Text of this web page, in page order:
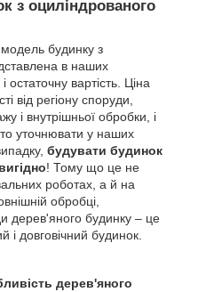
з оциліндрованого
будинку з
в наших
остаточну вартість. Ціна
від регіону споруди,
і внутрішньої обробки, і
уточнювати у наших
будувати будинок
! Тому що це не
роботах, а й на
обробці,
дерев'яного будинку – це
і довговічний будинок.
дерев'яного